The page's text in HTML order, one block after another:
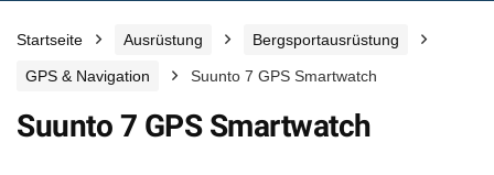
Startseite Ausrüstung Bergsportausrüstung
GPS & Navigation Suunto 7 GPS Smartwatch
Suunto 7 GPS Smartwatch